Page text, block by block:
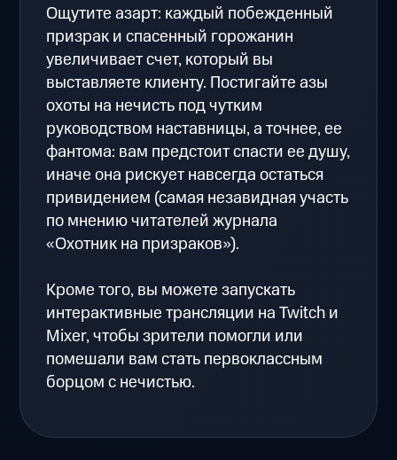
Ощутите азарт: каждый побежденный
призрак и спасенный горожанин
увеличивает счет, который вы
выставляете клиенту. Постигайте азы
охоты на нечисть под чутким
руководством наставницы, а точнее, ее
фантома: вам предстоит спасти ее душу,
иначе она рискует навсегда остаться
привидением (самая незавидная участь
по мнению читателей журнала
«Охотник на призраков»).
Кроме того, вы можете запускать
интерактивные трансляции на Twitch и
Mixer, чтобы зрители помогли или
помешали вам стать первоклассным
борцом с нечистью.